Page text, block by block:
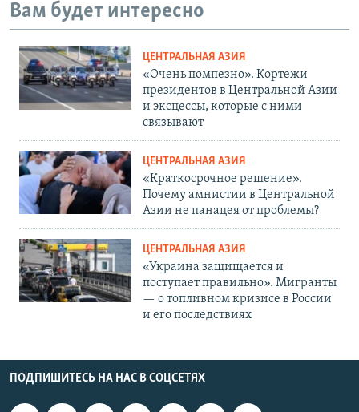
Вам будет интересно
ЦЕНТРАЛЬНАЯ АЗИЯ
«Очень помпезно». Кортежи
президентов в Центральной Азии
и эксцессы, которые с ними
связывают
ЦЕНТРАЛЬНАЯ АЗИЯ
«Краткосрочное решение».
Почему амнистии в Центральной
Азии не панацея от проблемы?
ЦЕНТРАЛЬНАЯ АЗИЯ
«Украина защищается и
поступает правильно». Мигранты
— о топливном кризисе в России
и его последствиях
ПОДПИШИТЕСЬ НА НАС В СОЦСЕТЯХ